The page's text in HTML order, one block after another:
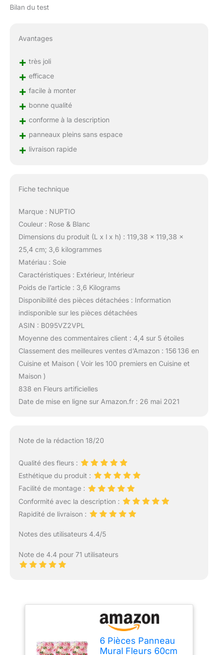
Bilan du test
Avantages
+ très joli
+ efficace
+ facile à monter
+ bonne qualité
+ conforme à la description
+ panneaux pleins sans espace
+ livraison rapide
Fiche technique
Marque : NUPTIO
Couleur : Rose & Blanc
Dimensions du produit (L x l x h) : 119,38 x 119,38 x
25,4 cm; 3,6 kilogrammes
Matériau : Soie
Caractéristiques : Extérieur, Intérieur
Poids de l’article : 3,6 Kilograms
Disponibilité des pièces détachées : Information
indisponible sur les pièces détachées
ASIN : B095VZ2VPL
Moyenne des commentaires client : 4,4 sur 5 étoiles
Classement des meilleures ventes d’Amazon : 156 136 en
Cuisine et Maison ( Voir les 100 premiers en Cuisine et
Maison )
838 en Fleurs artificielles
Date de mise en ligne sur Amazon.fr : 26 mai 2021
Note de la rédaction 18/20
Qualité des fleurs :
Esthétique du produit :
Facilité de montage :
Conformité avec la description :
Rapidité de livraison :
Notes des utilisateurs 4.4/5
Note de 4.4 pour 71 utilisateurs
6 Pièces Panneau
Mural Fleurs 60cm